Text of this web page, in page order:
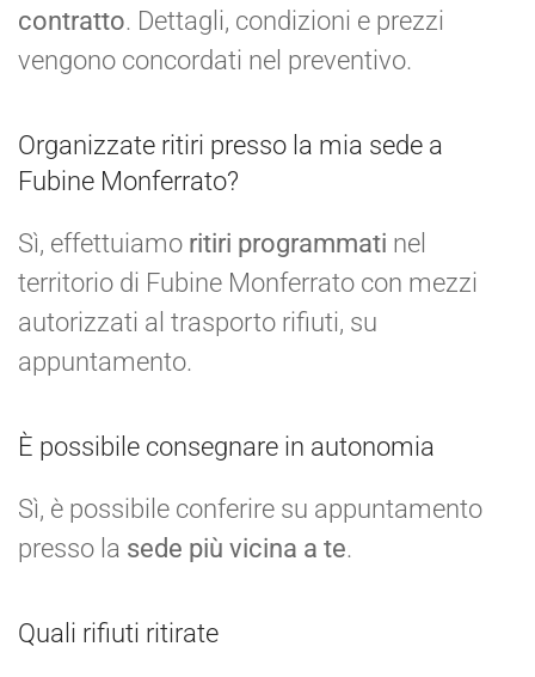
contratto. Dettagli, condizioni e prezzi
vengono concordati nel preventivo.
Organizzate ritiri presso la mia sede a
Fubine Monferrato?
Sì, effettuiamo ritiri programmati nel
territorio di Fubine Monferrato con mezzi
autorizzati al trasporto rifiuti, su
appuntamento.
È possibile consegnare in autonomia
Sì, è possibile conferire su appuntamento
presso la sede più vicina a te.
Quali rifiuti ritirate